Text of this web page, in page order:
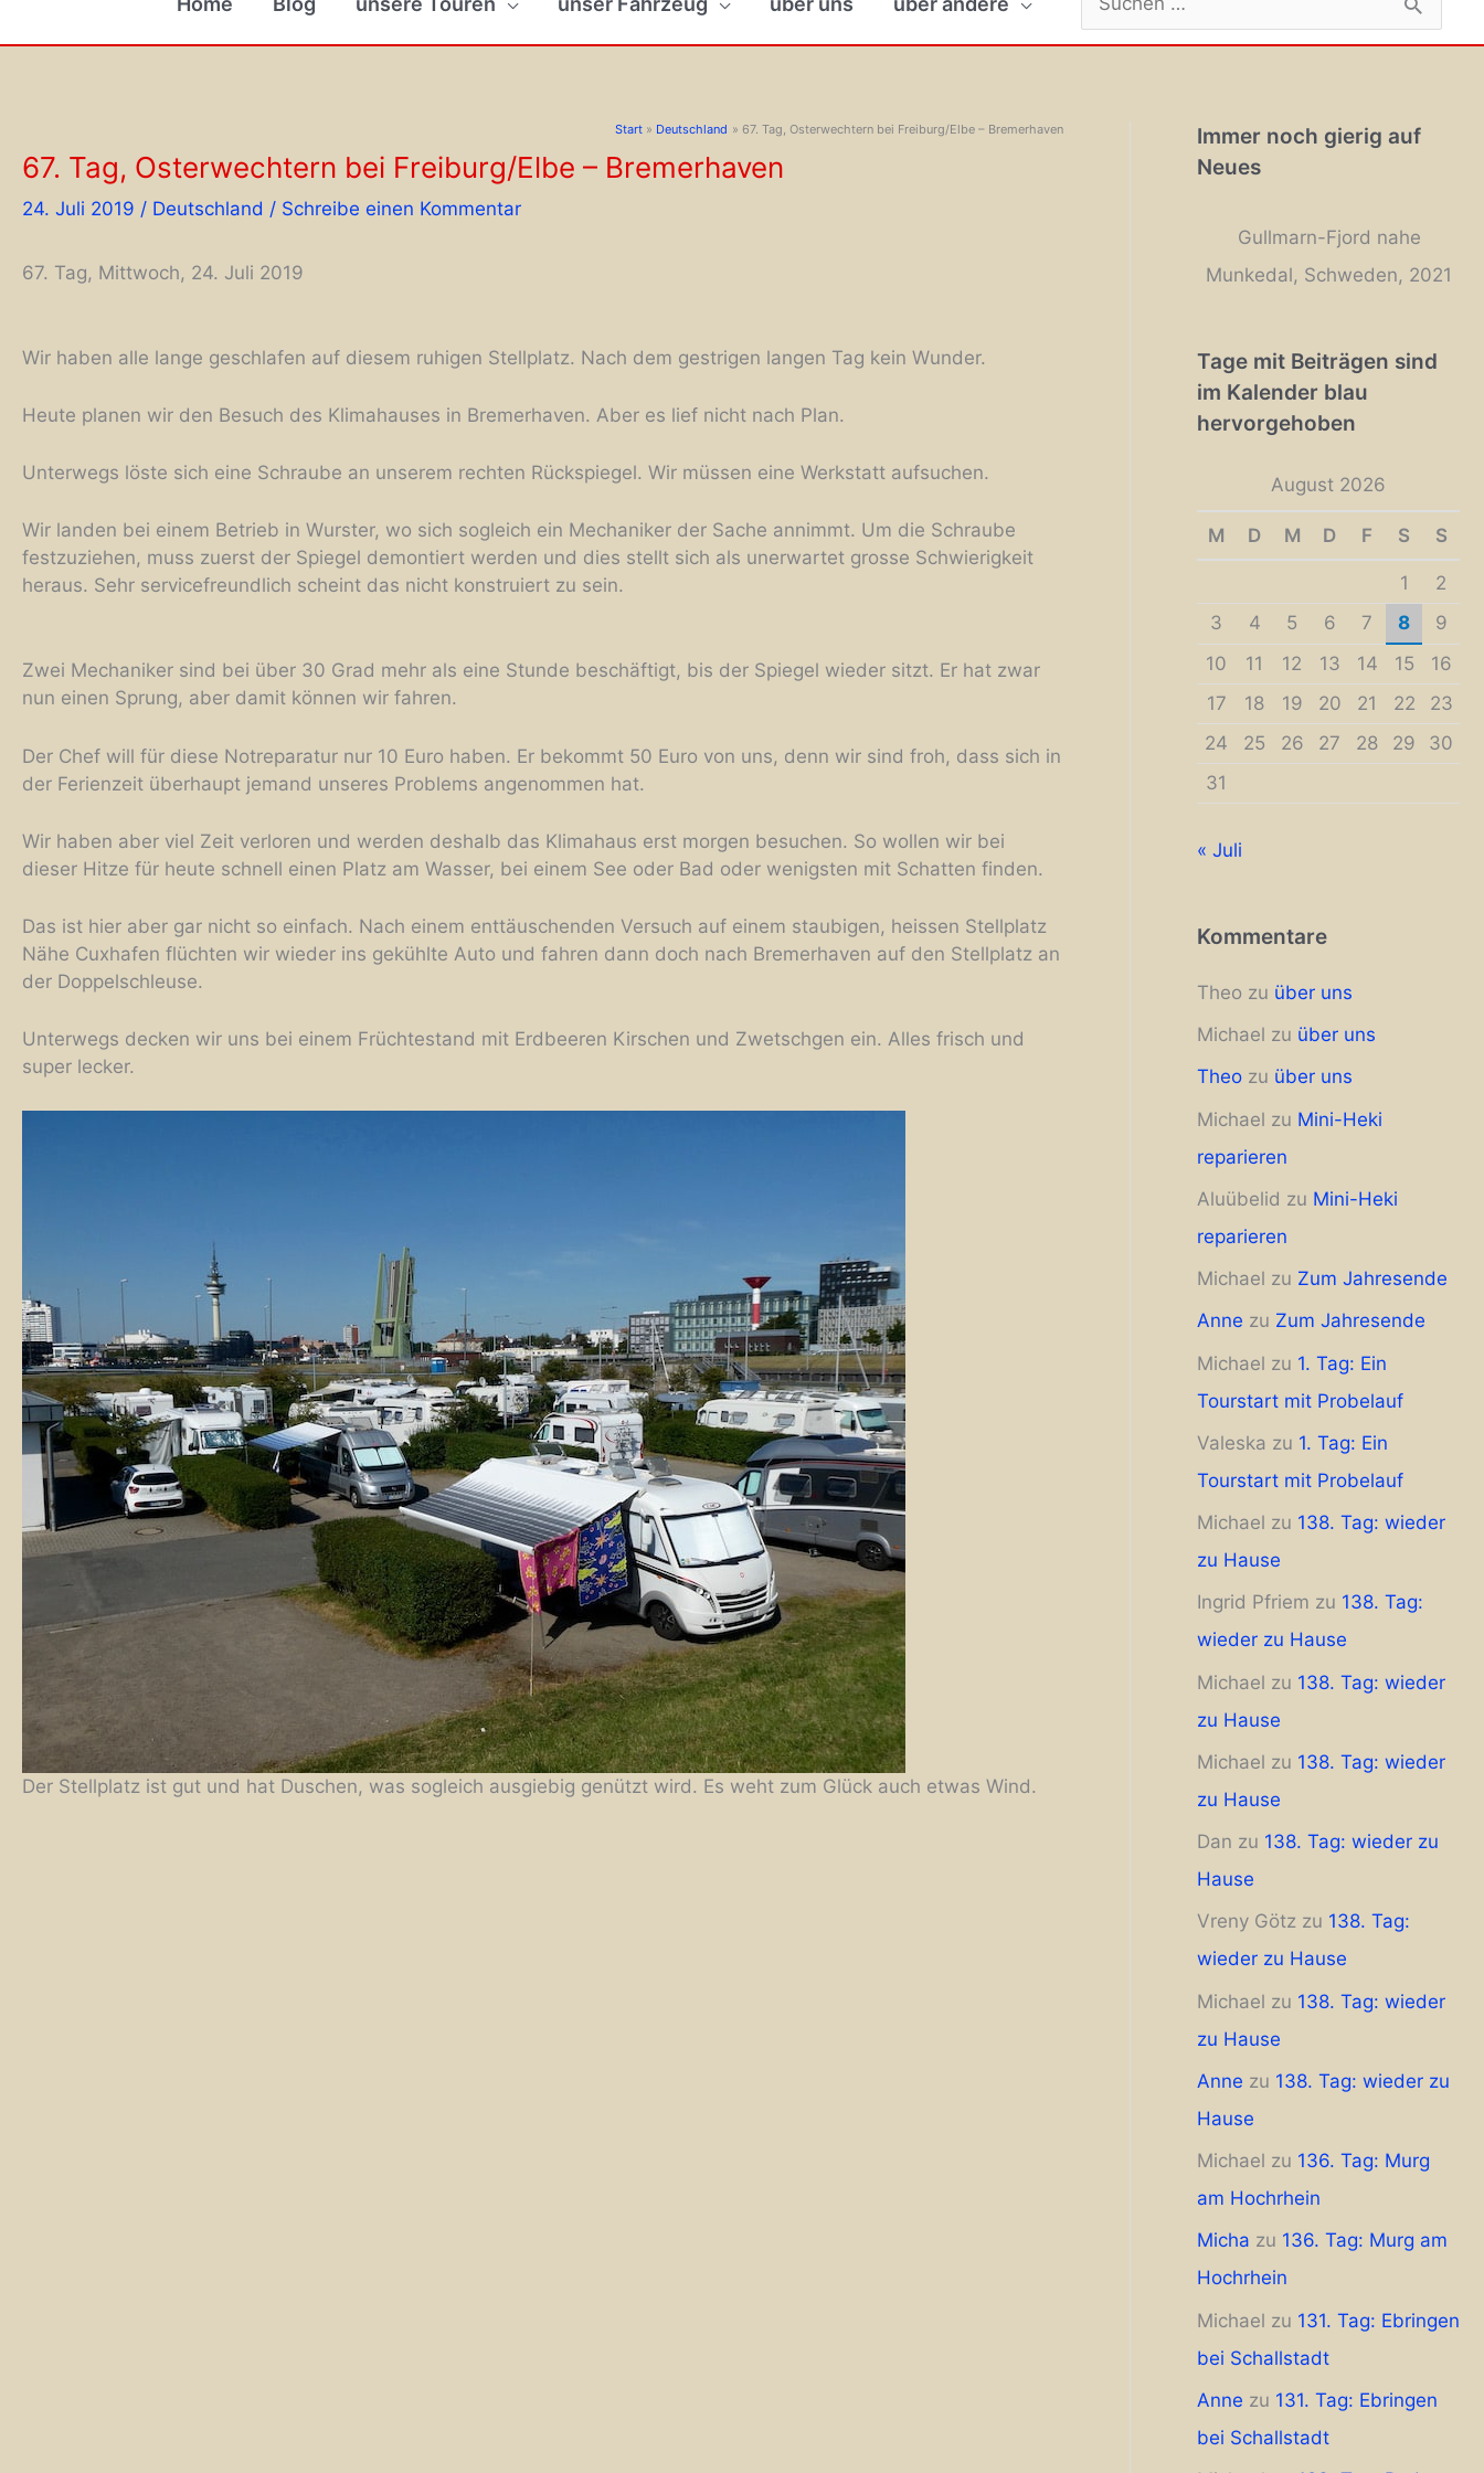
nach:
Start Deutschland 67. Tag, Osterwechtern bei Freiburg/Elbe – Bremerhaven
67. Tag, Osterwechtern bei Freiburg/Elbe – Bremerhaven
24. Juli 2019 / Deutschland / Schreibe einen Kommentar
67. Tag, Mittwoch, 24. Juli 2019
Wir haben alle lange geschlafen auf diesem ruhigen Stellplatz. Nach dem gestrigen langen Tag kein Wunder.
Heute planen wir den Besuch des Klimahauses in Bremerhaven. Aber es lief nicht nach Plan.
Unterwegs löste sich eine Schraube an unserem rechten Rückspiegel. Wir müssen eine Werkstatt aufsuchen.
Wir landen bei einem Betrieb in Wurster, wo sich sogleich ein Mechaniker der Sache annimmt. Um die Schraube
festzuziehen, muss zuerst der Spiegel demontiert werden und dies stellt sich als unerwartet grosse Schwierigkeit
heraus. Sehr servicefreundlich scheint das nicht konstruiert zu sein.
Zwei Mechaniker sind bei über 30 Grad mehr als eine Stunde beschäftigt, bis der Spiegel wieder sitzt. Er hat zwar
nun einen Sprung, aber damit können wir fahren.
Der Chef will für diese Notreparatur nur 10 Euro haben. Er bekommt 50 Euro von uns, denn wir sind froh, dass sich in
der Ferienzeit überhaupt jemand unseres Problems angenommen hat.
Wir haben aber viel Zeit verloren und werden deshalb das Klimahaus erst morgen besuchen. So wollen wir bei
dieser Hitze für heute schnell einen Platz am Wasser, bei einem See oder Bad oder wenigsten mit Schatten finden.
Das ist hier aber gar nicht so einfach. Nach einem enttäuschenden Versuch auf einem staubigen, heissen Stellplatz
Nähe Cuxhafen flüchten wir wieder ins gekühlte Auto und fahren dann doch nach Bremerhaven auf den Stellplatz an
der Doppelschleuse.
Unterwegs decken wir uns bei einem Früchtestand mit Erdbeeren Kirschen und Zwetschgen ein. Alles frisch und
super lecker.
Der Stellplatz ist gut und hat Duschen, was sogleich ausgiebig genützt wird. Es weht zum Glück auch etwas Wind.
Immer noch gierig auf
Neues
Gullmarn-Fjord nahe
Munkedal, Schweden, 2021
Tage mit Beiträgen sind
im Kalender blau
hervorgehoben
August 2026
M D M D F S S
1
2
3
4 5 6 7 8
9
10
11 12 13 14 15
16
17
18 19 20 21 22
23
24
25 26 27 28 29
30
31
« Juli
Kommentare
Theo zu über uns
Michael zu über uns
Theo zu über uns
Michael zu Mini-Heki
reparieren
Aluübelid zu Mini-Heki
reparieren
Michael zu Zum Jahresende
Anne zu Zum Jahresende
Michael zu 1. Tag: Ein
Tourstart mit Probelauf
Valeska zu 1. Tag: Ein
Tourstart mit Probelauf
Michael zu 138. Tag: wieder
zu Hause
Ingrid Pfriem zu 138. Tag:
wieder zu Hause
Michael zu 138. Tag: wieder
zu Hause
Michael zu 138. Tag: wieder
zu Hause
Dan zu 138. Tag: wieder zu
Hause
Vreny Götz zu 138. Tag:
wieder zu Hause
Michael zu 138. Tag: wieder
zu Hause
Anne zu 138. Tag: wieder zu
Hause
Michael zu 136. Tag: Murg
am Hochrhein
Micha zu 136. Tag: Murg am
Hochrhein
Michael zu 131. Tag: Ebringen
bei Schallstadt
Anne zu 131. Tag: Ebringen
bei Schallstadt